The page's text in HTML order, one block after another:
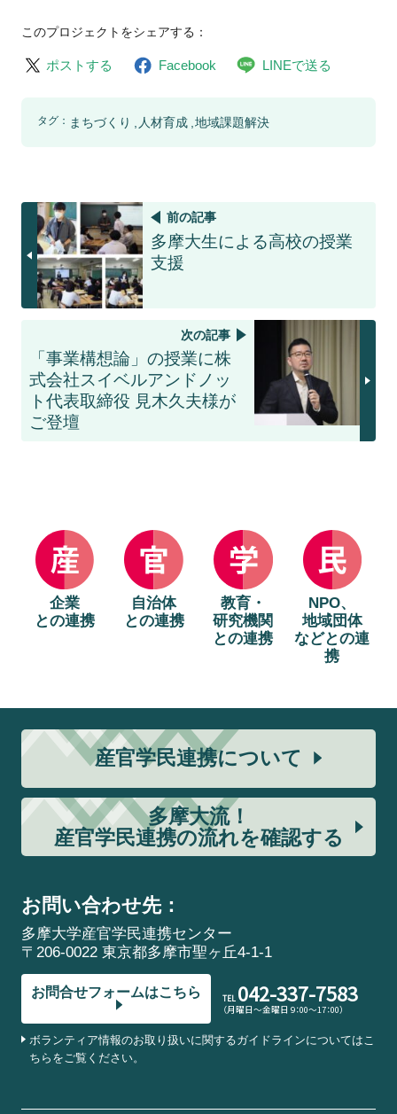
このプロジェクトをシェアする：
ポストする Facebook LINEで送る
タグ： まちづくり 人材育成 地域課題解決
前の記事
多摩大生による高校の授業
支援
次の記事
「事業構想論」の授業に株
式会社スイベルアンドノッ
ト代表取締役 見木久夫様が
ご登壇
企業
との連携
自治体
との連携
教育・
研究機関
との連携
NPO、
地域団体
などとの連
携
産官学民連携について
多摩大流！
産官学民連携の流れを確認する
お問い合わせ先：
多摩大学産官学民連携センター
〒206-0022 東京都多摩市聖ヶ丘4-1-1
お問合せフォームはこちら TEL 042-337-7583
（月曜日～金曜日 9：00～17：00）
ボランティア情報のお取り扱いに関するガイドラインについてはこ
ちらをご覧ください。